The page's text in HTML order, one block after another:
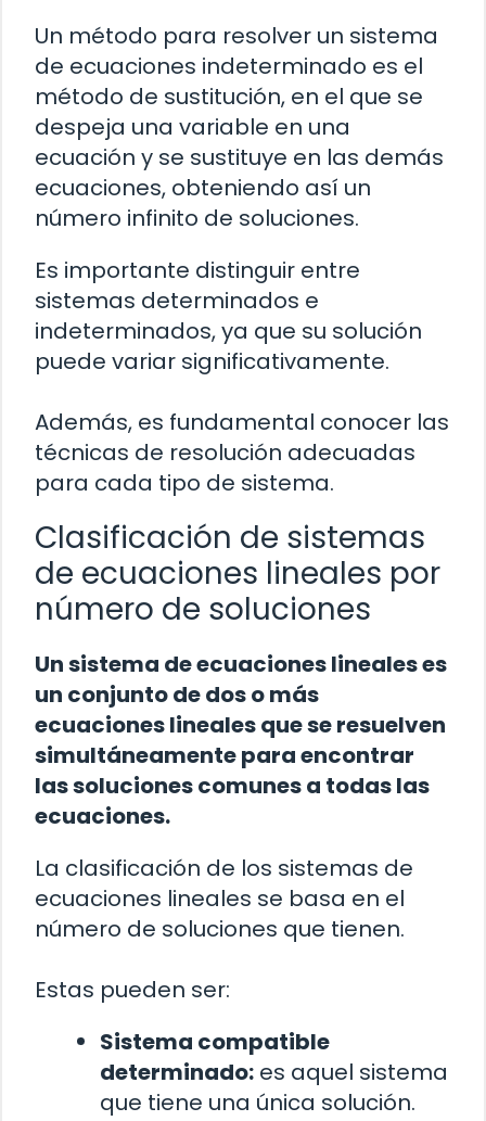
Un método para resolver un sistema
de ecuaciones indeterminado es el
método de sustitución, en el que se
despeja una variable en una
ecuación y se sustituye en las demás
ecuaciones, obteniendo así un
número infinito de soluciones.
Es importante distinguir entre
sistemas determinados e
indeterminados, ya que su solución
puede variar significativamente.
Además, es fundamental conocer las
técnicas de resolución adecuadas
para cada tipo de sistema.
Clasificación de sistemas
de ecuaciones lineales por
número de soluciones
Un sistema de ecuaciones lineales es
un conjunto de dos o más
ecuaciones lineales que se resuelven
simultáneamente para encontrar
las soluciones comunes a todas las
ecuaciones.
La clasificación de los sistemas de
ecuaciones lineales se basa en el
número de soluciones que tienen.
Estas pueden ser:
Sistema compatible
determinado: es aquel sistema
que tiene una única solución.